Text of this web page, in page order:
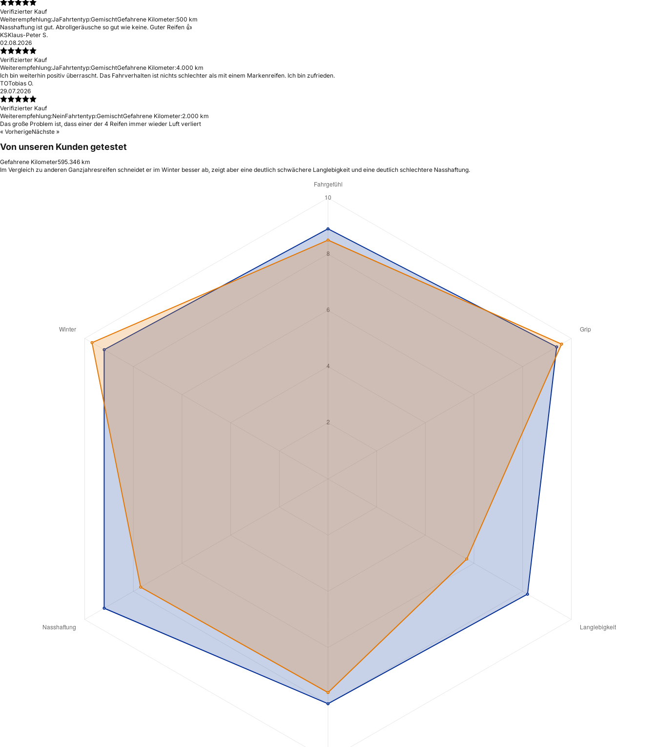
Verifizierter Kauf
Weiterempfehlung:JaFahrtentyp:GemischtGefahrene Kilometer:500 km
Nasshaftung ist gut. Abrollgeräusche so gut wie keine. Guter Reifen 👍
KSKlaus-Peter S.
02.08.2026
Verifizierter Kauf
Weiterempfehlung:JaFahrtentyp:GemischtGefahrene Kilometer:4.000 km
Ich bin weiterhin positiv überrascht. Das Fahrverhalten ist nichts schlechter als mit einem Markenreifen. Ich bin zufrieden.
TOTobias O.
29.07.2026
Verifizierter Kauf
Weiterempfehlung:NeinFahrtentyp:GemischtGefahrene Kilometer:2.000 km
Das große Problem ist, dass einer der 4 Reifen immer wieder Luft verliert
« VorherigeNächste »
Von unseren Kunden getestet
Gefahrene Kilometer595.346 km
Im Vergleich zu anderen Ganzjahresreifen schneidet er im Winter besser ab, zeigt aber eine deutlich schwächere Langlebigkeit und eine deutlich schlechtere Nasshaftung.